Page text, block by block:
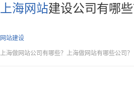
上海网站建设公司有哪
网站建设
上海做网站公司有哪些？上海做网站有哪些公司？